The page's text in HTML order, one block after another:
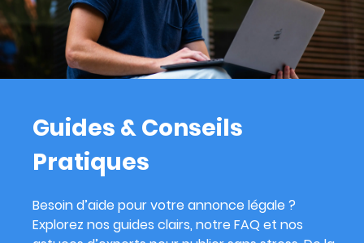
Guides & Conseils
Pratiques
Besoin d’aide pour votre annonce légale ?
Explorez nos guides clairs, notre FAQ et nos